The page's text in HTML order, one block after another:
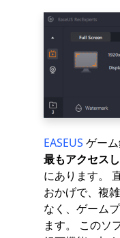
EASEUS ゲー
最もアクセス
にあります。
おかげで、複
なく、ゲーム
ます。 このソ